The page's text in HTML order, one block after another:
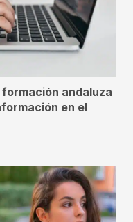
andaluza
en el